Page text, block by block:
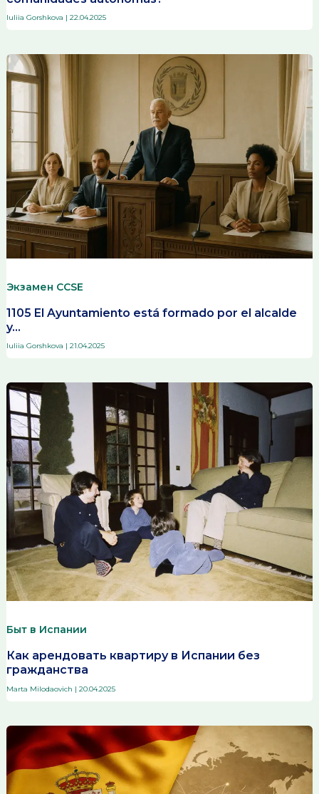
Iuliia Gorshkova |22.04.2025
Экзамен CCSE
1105 El Ayuntamiento está formado por el alcalde
y…
Iuliia Gorshkova |21.04.2025
Быт в Испании
Как арендовать квартиру в Испании без
гражданства
Marta Milodaovich |20.04.2025